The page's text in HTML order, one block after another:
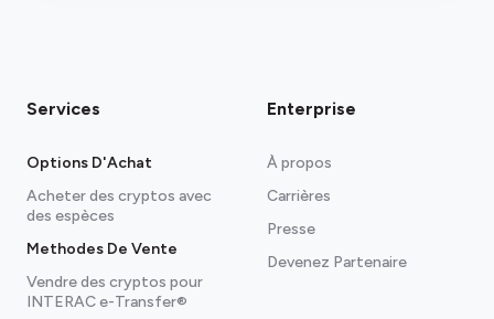
Services
Options D'Achat
Acheter des cryptos avec
des espèces
Methodes De Vente
Vendre des cryptos pour
INTERAC e-Transfer®
Enterprise
À propos
Carrières
Presse
Devenez Partenaire